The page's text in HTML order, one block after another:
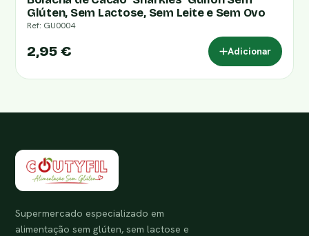
Glúten, Sem Lactose, Sem Leite e Sem Ovo
Ref: GU0004
2,95 € Adicionar
Supermercado especializado em
alimentação sem glúten, sem lactose e